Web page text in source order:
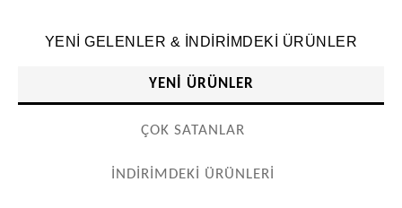
YENİ GELENLER & İNDİRİMDEKİ ÜRÜNLER
YENI ÜRÜNLER
ÇOK SATANLAR
İNDIRIMDEKI ÜRÜNLERI